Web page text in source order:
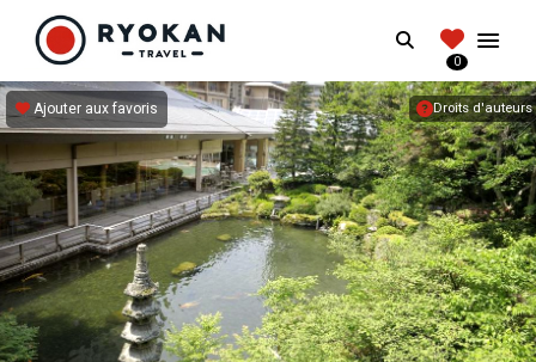
RYOKANTRAVEL
Vivez l'expérience authentique d'un Ryokan
Search
0
Droits d'auteurs
Ajouter aux favoris